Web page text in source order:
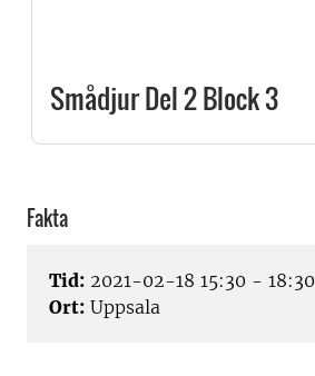
Smådjur Del 2 Block 3
Fakta
Tid: 2021-02-18 15:30 - 18:30
Ort: Uppsala